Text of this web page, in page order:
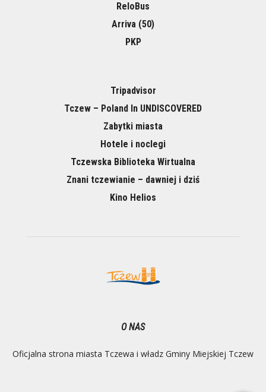
ReloBus
Arriva (50)
PKP
Tripadvisor
Tczew – Poland In UNDISCOVERED
Zabytki miasta
Hotele i noclegi
Tczewska Biblioteka Wirtualna
Znani tczewianie – dawniej i dziś
Kino Helios
O NAS
Oficjalna strona miasta Tczewa i władz Gminy Miejskiej Tczew